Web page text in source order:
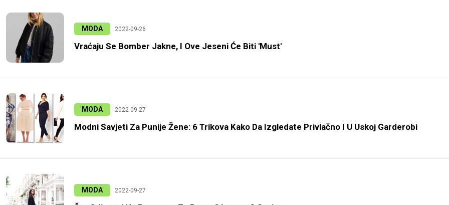
MODA 2022-09-26
Vraćaju Se Bomber Jakne, I Ove Jeseni Će Biti 'must'
MODA 2022-09-27
Modni Savjeti Za Punije Žene: 6 Trikova Kako Da Izgledate Privlačno I U Uskoj Garderobi
MODA 2022-09-27